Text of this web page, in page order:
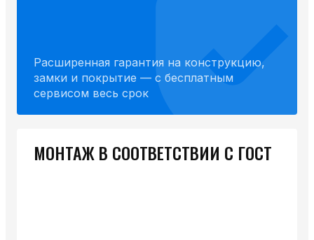
Расширенная гарантия на конструкцию,
замки и покрытие — с бесплатным
сервисом весь срок
МОНТАЖ В СООТВЕТСТВИИ С ГОСТ